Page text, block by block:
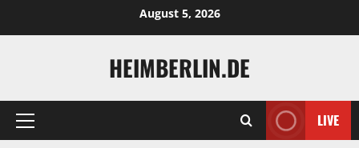
August 5, 2026
HEIMBERLIN.DE
Primary
LIVE